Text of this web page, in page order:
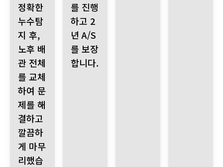
정확한
누수탐
지 후,
노후 배
관 전체
를 교체
하여 문
제를 해
결하고
깔끔하
게 마무
리했습
를 진행
하고 2
년 A/S
를 보장
합니다.